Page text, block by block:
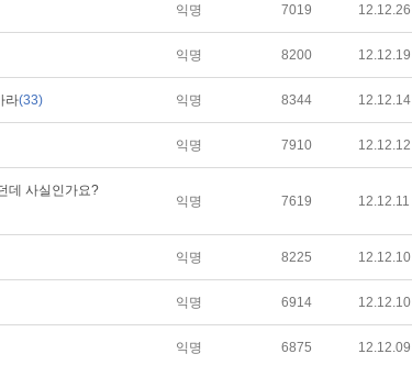
익명 7019 12.12.26
익명 8200 12.12.19
라(33) 익명 8344 12.12.14
익명 7910 12.12.12
데 사실인가요?
익명 7619 12.12.11
익명 8225 12.12.10
익명 6914 12.12.10
익명 6875 12.12.09